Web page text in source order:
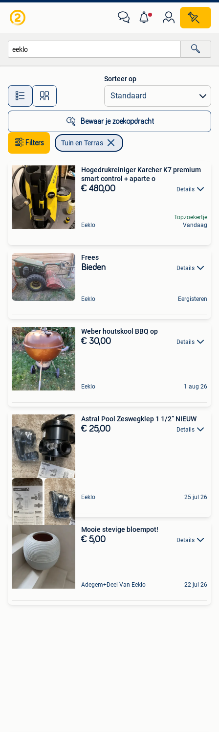
Alle afstanden…
Sorteer op
Bewaar je zoekopdracht
Filters Tuin en Terras
Hogedrukreiniger Karcher K7 premium
smart control + aparte o
€ 480,00 Details
Eeklo
Topzoekertje
Vandaag
Frees
Bieden Details
Eeklo Eergisteren
Weber houtskool BBQ op
€ 30,00 Details
Eeklo 1 aug 26
Astral Pool Zeswegklep 1 1/2” NIEUW
€ 25,00 Details
Eeklo 25 jul 26
Mooie stevige bloempot!
€ 5,00 Details
Adegem+Deel Van Eeklo 22 jul 26